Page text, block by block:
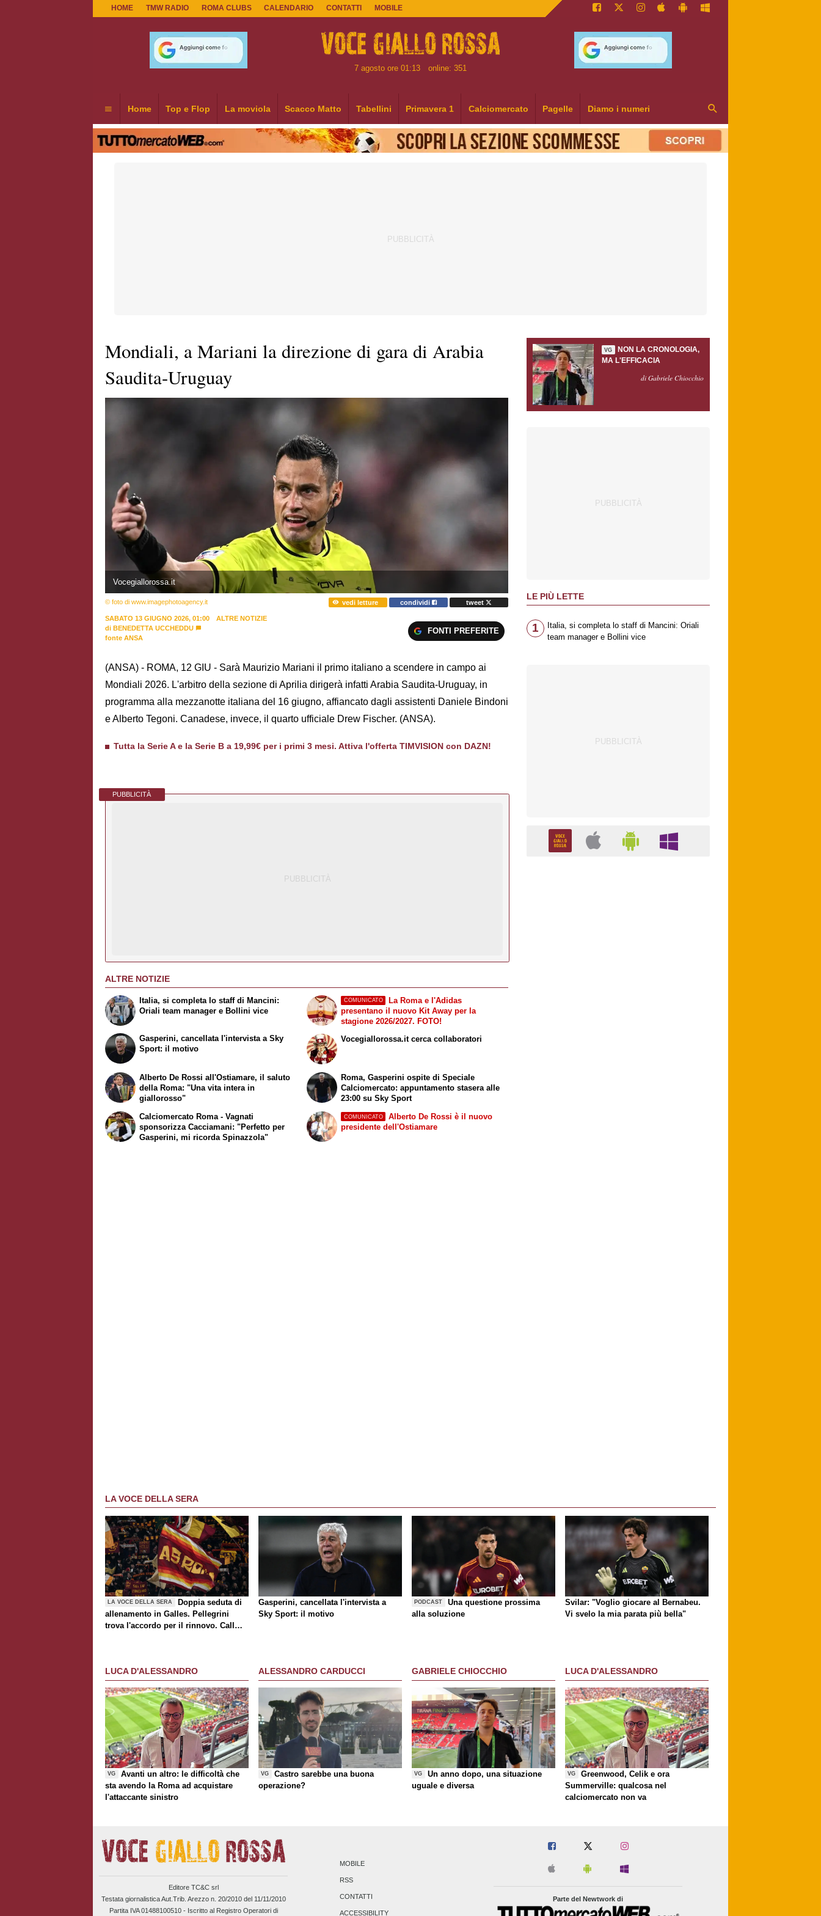
HOME TMW RADIO ROMA CLUBS CALENDARIO CONTATTI MOBILE
7 agosto ore 01:13 online: 351
Home Top e Flop La moviola Scacco Matto Tabellini Primavera 1 Calciomercato Pagelle Diamo i numeri
Mondiali, a Mariani la direzione di gara di Arabia
Saudita-Uruguay
Vocegiallorossa.it
© foto di www.imagephotoagency.it vedi letture condividi tweet
SABATO 13 GIUGNO 2026, 01:00
ALTRE NOTIZIE
di BENEDETTA UCCHEDDU
fonte ANSA
FONTI PREFERITE
(ANSA) - ROMA, 12 GIU - Sarà Maurizio Mariani il primo italiano a scendere in campo ai
Mondiali 2026. L'arbitro della sezione di Aprilia dirigerà infatti Arabia Saudita-Uruguay, in
programma alla mezzanotte italiana del 16 giugno, affiancato dagli assistenti Daniele Bindoni
e Alberto Tegoni. Canadese, invece, il quarto ufficiale Drew Fischer. (ANSA).
Tutta la Serie A e la Serie B a 19,99€ per i primi 3 mesi. Attiva l'offerta TIMVISION con DAZN!
PUBBLICITÀ
ALTRE NOTIZIE
Italia, si completa lo staff di Mancini:
Oriali team manager e Bollini vice
Gasperini, cancellata l'intervista a Sky
Sport: il motivo
COMUNICATO
La Roma e l'Adidas
presentano il nuovo Kit Away per la
stagione 2026/2027. FOTO!
Vocegiallorossa.it cerca collaboratori
Alberto De Rossi all'Ostiamare, il saluto
della Roma: "Una vita intera in
giallorosso"
Calciomercato Roma - Vagnati
sponsorizza Cacciamani: "Perfetto per
Gasperini, mi ricorda Spinazzola"
Roma, Gasperini ospite diSpeciale
Calciomercato: appuntamento stasera alle
23:00 suSky Sport
COMUNICATO
Alberto De Rossi è il nuovo
presidente dell'Ostiamare
VG
NON LA CRONOLOGIA,
MA L'EFFICACIA
di Gabriele Chiocchio
LE PIÙ LETTE
1
Italia, si completa lo staff di Mancini: Oriali
team manager e Bollini vice
LA VOCE DELLA SERA
LA VOCE DELLA SERA
Doppia seduta di
allenamento in Galles. Pellegrini
trova l'accordo per il rinnovo. Call
Gasperini, cancellata l'intervista a
Sky Sport: il motivo
PODCAST
Una questione prossima
alla soluzione
Svilar: "Voglio giocare al Bernabeu.
Vi svelo la mia parata più bella"
LUCA D'ALESSANDRO
VG
Avanti un altro: le difficoltà che
sta avendo la Roma ad acquistare
l'attaccante sinistro
ALESSANDRO CARDUCCI
VG
Castro sarebbe una buona
operazione?
GABRIELE CHIOCCHIO
VG
Un anno dopo, una situazione
uguale e diversa
LUCA D'ALESSANDRO
VG
Greenwood, Celik e ora
Summerville: qualcosa nel
calciomercato non va
Editore TC&C srl
Testata giornalistica Aut.Trib. Arezzo n. 20/2010 del 11/11/2010
Partita IVA 01488100510 - Iscritto al Registro Operatori di
MOBILE
RSS
CONTATTI
ACCESSIBILITY
Parte del Newtwork di